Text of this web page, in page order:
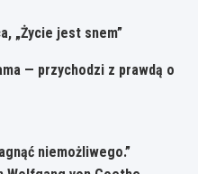
„Życie jest snem”
— przychodzi z prawdą o
niemożliwego.”